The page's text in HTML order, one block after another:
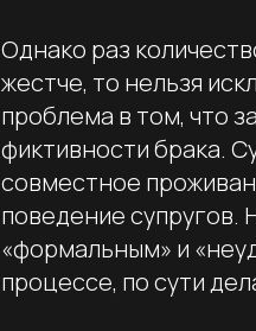
Однако раз
жестче, то нельзя
проблема в том, что
фиктивности брака.
совместное
поведение супругов.
«формальным» и
процессе, по сути